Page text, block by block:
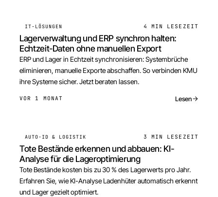
IT-LÖSUNGEN 4 MIN LESEZEIT
Lagerverwaltung und ERP synchron halten:
Echtzeit-Daten ohne manuellen Export
ERP und Lager in Echtzeit synchronisieren: Systembrüche
eliminieren, manuelle Exporte abschaffen. So verbinden KMU
ihre Systeme sicher. Jetzt beraten lassen.
VOR 1 MONAT Lesen
AUTO-ID & LOGISTIK 3 MIN LESEZEIT
Tote Bestände erkennen und abbauen: KI-
Analyse für die Lageroptimierung
Tote Bestände kosten bis zu 30 % des Lagerwerts pro Jahr.
Erfahren Sie, wie KI-Analyse Ladenhüter automatisch erkennt
und Lager gezielt optimiert.